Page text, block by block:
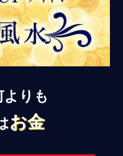
りも
お金